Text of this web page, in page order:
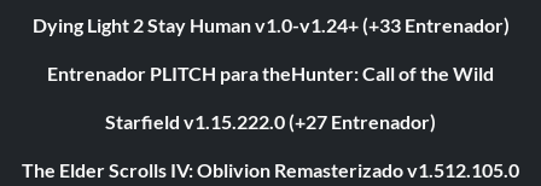
Dying Light 2 Stay Human v1.0-v1.24+ (+33 Entrenador)
Entrenador PLITCH para theHunter: Call of the Wild
Starfield v1.15.222.0 (+27 Entrenador)
The Elder Scrolls IV: Oblivion Remasterizado v1.512.105.0